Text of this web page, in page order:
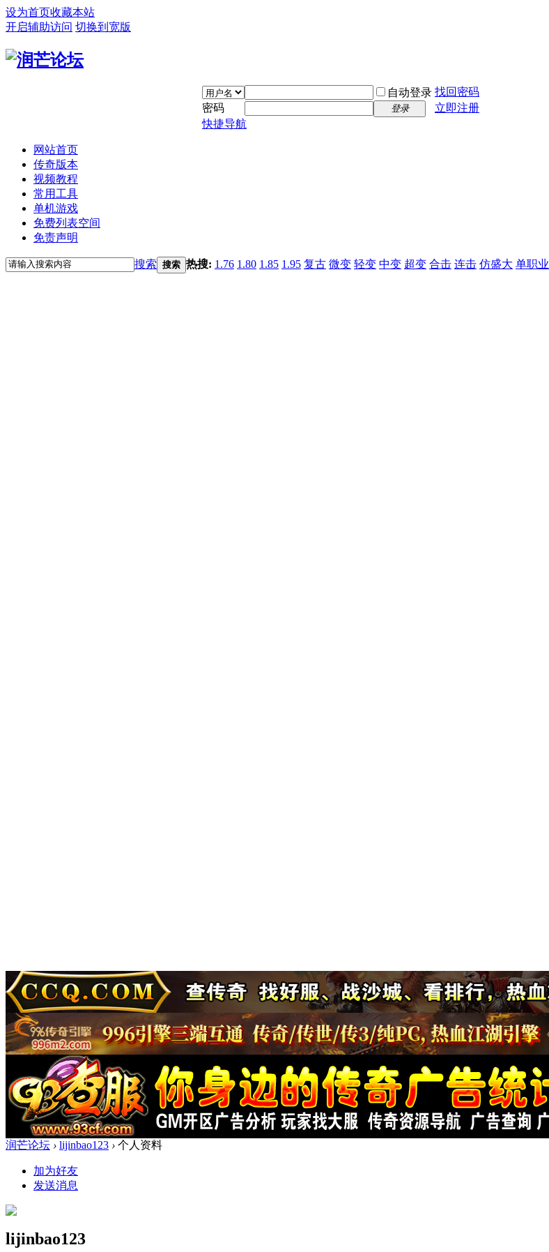
设为首页收藏本站
开启辅助访问 切换到宽版
自动登录 找回密码
密码
登录
立即注册
快捷导航
网站首页
传奇版本
视频教程
常用工具
单机游戏
免费列表空间
免责声明
搜索 搜索 热搜: 1.76 1.80 1.85 1.95 复古 微变 轻变 中变 超变 合击 连击 仿盛大 单职业
润芒论坛 › lijinbao123 › 个人资料
加为好友
发送消息
lijinbao123